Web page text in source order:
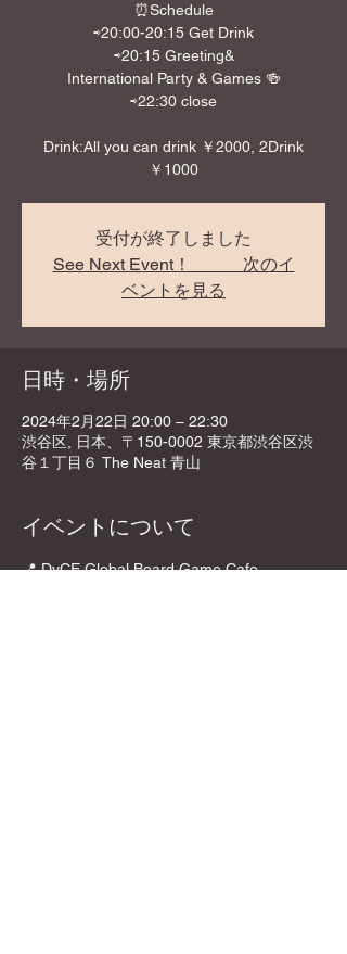
⏰Schedule
⇨20:00-20:15 Get Drink
⇨20:15 Greeting&
International Party & Games 🍻
⇨22:30 close
Drink:All you can drink ￥2000, 2Drink
￥1000
受付が終了しました
See Next Event！ 次のイ
ベントを見る
日時・場所
2024年2月22日 20:00 – 22:30
渋谷区, 日本、〒150-0002 東京都渋谷区渋
谷１丁目６ The Neat 青山
イベントについて
📍 DyCE Global Board Game Cafe